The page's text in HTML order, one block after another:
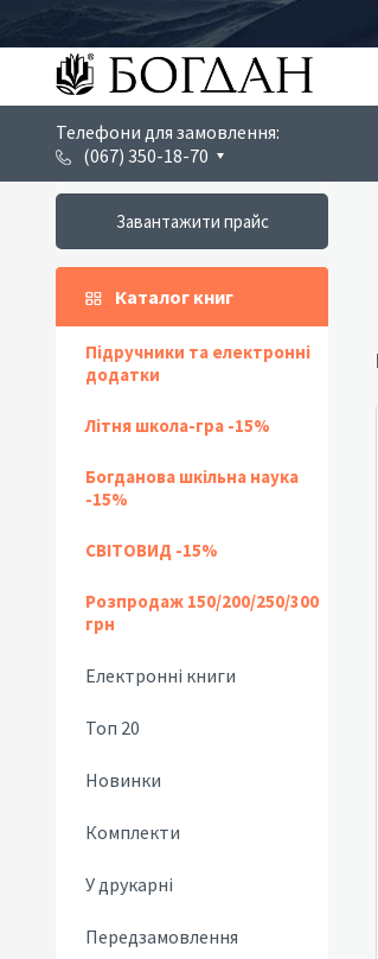
Телефони для замовлення:
(067) 350-18-70
Завантажити прайс
Каталог книг
Підручники та електронні
додатки
Літня школа-гра -15%
Богданова шкільна наука
-15%
СВІТОВИД -15%
Розпродаж 150/200/250/300
грн
Електронні книги
Топ 20
Новинки
Комплекти
У друкарні
Передзамовлення